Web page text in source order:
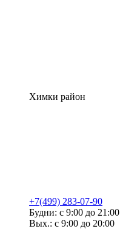
Химки район
+7(499) 283-07-90
Будни: с 9:00 до 21:00
Вых.: с 9:00 до 20:00